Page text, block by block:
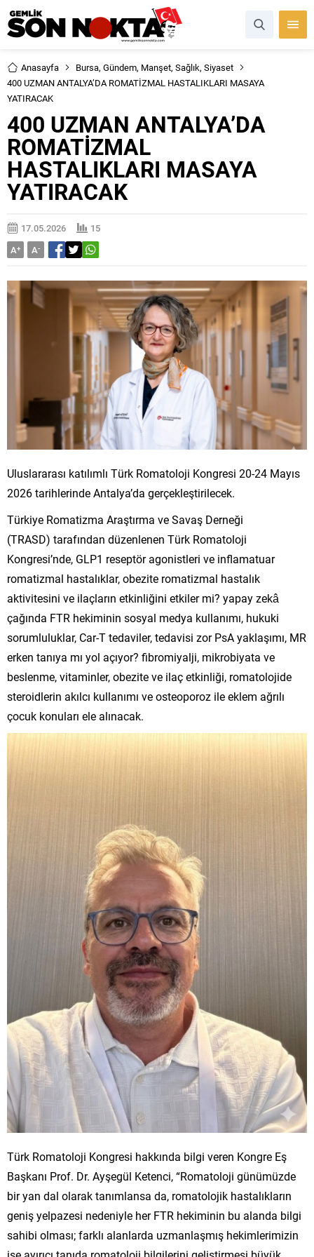
Anasayfa Bursa, Gündem, Manşet, Sağlık, Siyaset
400 UZMAN ANTALYA’DA ROMATİZMAL HASTALIKLARI MASAYA
YATIRACAK
400 UZMAN ANTALYA’DA
ROMATİZMAL
HASTALIKLARI MASAYA
YATIRACAK
17.05.2026
15
A+ A-
Uluslararası katılımlı Türk Romatoloji Kongresi 20-24 Mayıs
2026 tarihlerinde Antalya’da gerçekleştirilecek.
Türkiye Romatizma Araştırma ve Savaş Derneği
(TRASD) tarafından düzenlenen Türk Romatoloji
Kongresi’nde, GLP1 reseptör agonistleri ve inflamatuar
romatizmal hastalıklar, obezite romatizmal hastalık
aktivitesini ve ilaçların etkinliğini etkiler mi? yapay zekâ
çağında FTR hekiminin sosyal medya kullanımı, hukuki
sorumluluklar, Car-T tedaviler, tedavisi zor PsA yaklaşımı, MR
erken tanıya mı yol açıyor? fibromiyalji, mikrobiyata ve
beslenme, vitaminler, obezite ve ilaç etkinliği, romatolojide
steroidlerin akılcı kullanımı ve osteoporoz ile eklem ağrılı
çocuk konuları ele alınacak.
Türk Romatoloji Kongresi hakkında bilgi veren Kongre Eş
Başkanı Prof. Dr. Ayşegül Ketenci, “Romatoloji günümüzde
bir yan dal olarak tanımlansa da, romatolojik hastalıkların
geniş yelpazesi nedeniyle her FTR hekiminin bu alanda bilgi
sahibi olması; farklı alanlarda uzmanlaşmış hekimlerimizin